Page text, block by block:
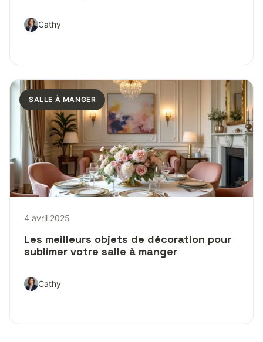
Cathy
SALLE À MANGER
4 avril 2025
Les meilleurs objets de décoration pour
sublimer votre salle à manger
Cathy